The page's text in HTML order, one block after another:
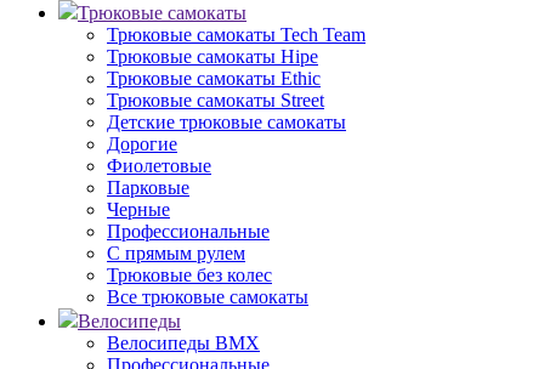
Трюковые самокаты
Трюковые самокаты Tech Team
Трюковые самокаты Hipe
Трюковые самокаты Ethic
Трюковые самокаты Street
Детские трюковые самокаты
Дорогие
Фиолетовые
Парковые
Черные
Профессиональные
С прямым рулем
Трюковые без колес
Все трюковые самокаты
Велосипеды
Велосипеды BMX
Профессиональные